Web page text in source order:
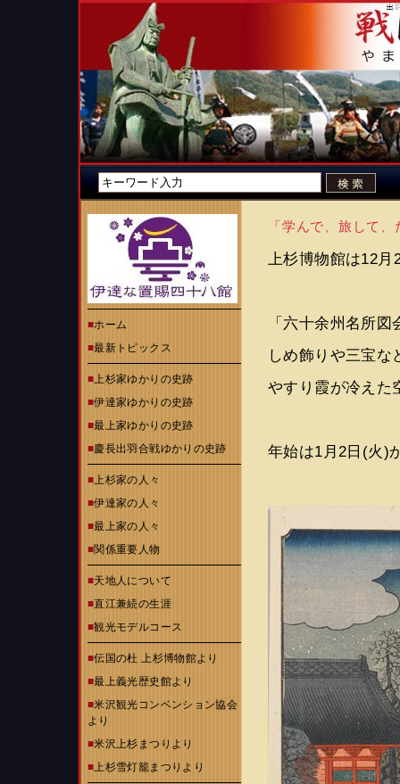
■ホーム
■最新トピックス
■上杉家ゆかりの史跡
■伊達家ゆかりの史跡
■最上家ゆかりの史跡
■慶長出羽合戦ゆかりの史跡
■上杉家の人々
■伊達家の人々
■最上家の人々
■関係重要人物
■天地人について
■直江兼続の生涯
■観光モデルコース
■伝国の杜 上杉博物館より
■最上義光歴史館より
■米沢観光コンベンション協会
より
■米沢上杉まつりより
■上杉雪灯籠まつりより
「学んで、旅して
上杉博物館は12月
「六十余州名所
しめ飾りや三宝な
やすり霞が冷えた
年始は1月2日(火)